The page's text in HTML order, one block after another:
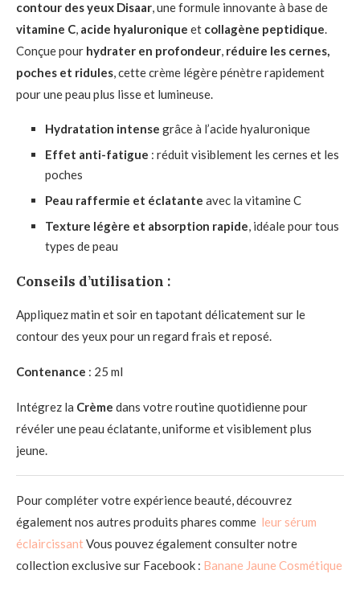
contour des yeux Disaar, une formule innovante à base de
vitamine C, acide hyaluronique et collagène peptidique.
Conçue pour hydrater en profondeur, réduire les cernes,
poches et ridules, cette crème légère pénètre rapidement
pour une peau plus lisse et lumineuse.
Hydratation intense grâce à l’acide hyaluronique
Effet anti-fatigue : réduit visiblement les cernes et les
poches
Peau raffermie et éclatante avec la vitamine C
Texture légère et absorption rapide, idéale pour tous
types de peau
Conseils d’utilisation :
Appliquez matin et soir en tapotant délicatement sur le
contour des yeux pour un regard frais et reposé.
Contenance : 25 ml
Intégrez la Crème dans votre routine quotidienne pour
révéler une peau éclatante, uniforme et visiblement plus
jeune.
Pour compléter votre expérience beauté, découvrez
également nos autres produits phares comme leur sérum
éclaircissantVous pouvez également consulter notre
collection exclusive sur Facebook : Banane Jaune Cosmétique